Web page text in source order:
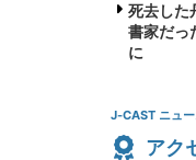
死去した
書家だっ
に
J-CAST ニュー
アク